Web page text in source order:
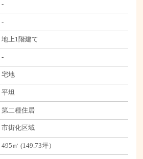
-
-
地上1階建て
-
宅地
平坦
第二種住居
市街化区域
495㎡ (149.73坪）